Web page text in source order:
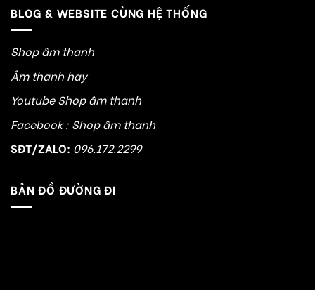
BLOG & WEBSITE CÙNG HỆ THỐNG
Shop âm thanh
Âm thanh hay
Youtube Shop âm thanh
Facebook : Shop âm thanh
SĐT/ZALO: 096.172.2299
BẢN ĐỒ ĐƯỜNG ĐI